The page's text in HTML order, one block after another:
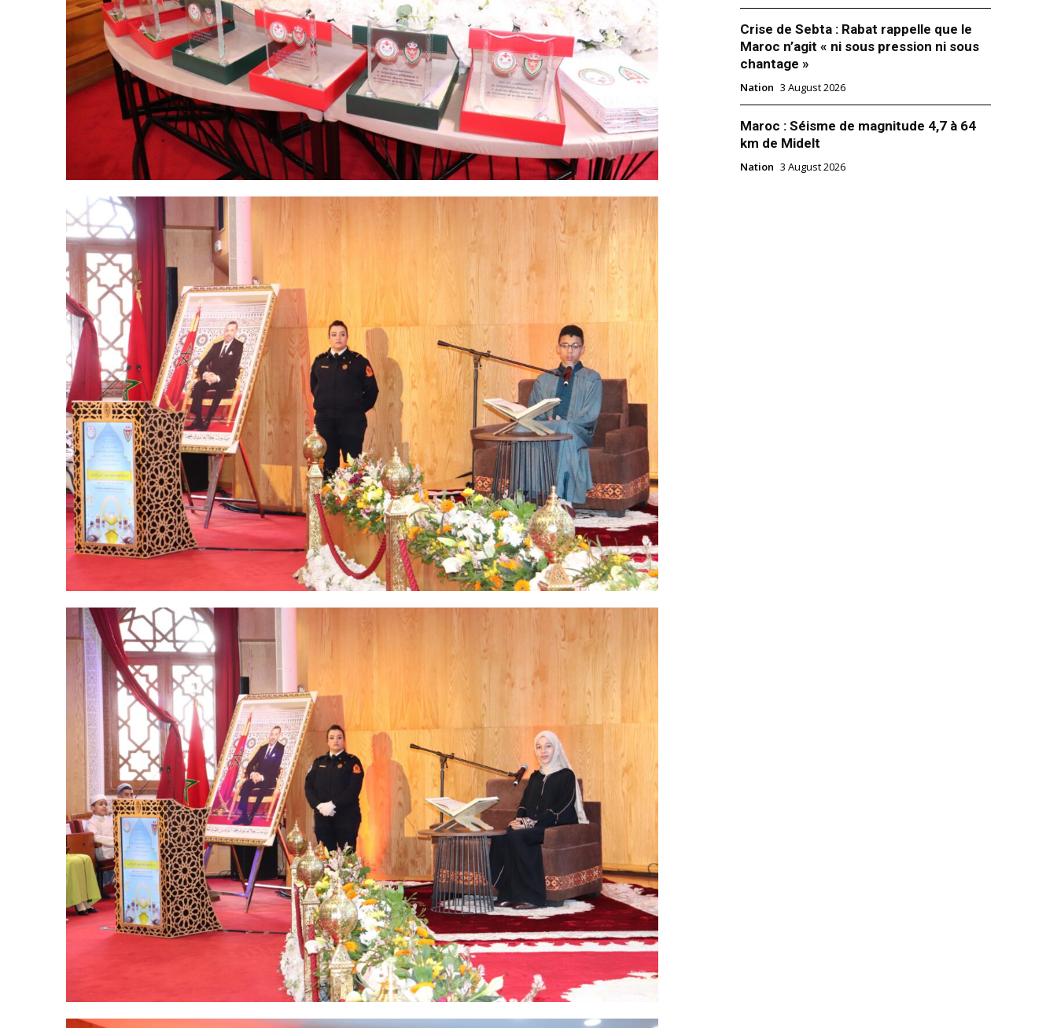
Related
nationale attendus dans les colonies de
vacances 2026
10 June 2026
In "Sécurité"
veuves et retraités de la sûreté nationale
28 March 2026
In "Sécurité"
des familles de la Sûreté nationale
Crise de Sebta : Rabat rappelle que le
Maroc n’agit « ni sous pression ni sous
chantage »
Nation 3 August 2026
Maroc : Séisme de magnitude 4,7 à 64
km de Midelt
Nation 3 August 2026